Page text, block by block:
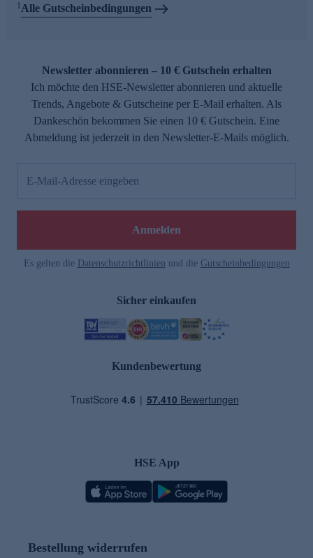
1Alle Gutscheinbedingungen
Newsletter abonnieren – 10 € Gutschein erhalten
Ich möchte den HSE-Newsletter abonnieren und aktuelle
Trends, Angebote & Gutscheine per E-Mail erhalten. Als
Dankeschön bekommen Sie einen 10 € Gutschein. Eine
Abmeldung ist jederzeit in den Newsletter-E-Mails möglich.
E-Mail-Adresse eingeben
Anmelden
Es gelten die Datenschutzrichtlinien und die Gutscheinbedingungen
Sicher einkaufen
Kundenbewertung
HSE App
Bestellung widerrufen